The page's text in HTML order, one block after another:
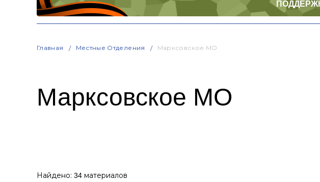
Главная Местные Отделения Марксовское МО
Марксовское МО
Найдено: 34 материалов